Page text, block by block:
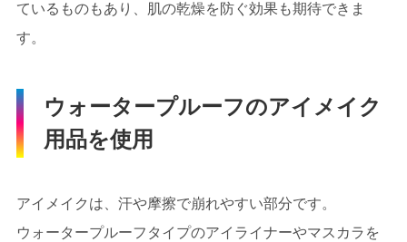
ているものもあり、肌の乾燥を防ぐ効果も期待できま
す。
ウォータープルーフのアイメイク
用品を使用
アイメイクは、汗や摩擦で崩れやすい部分です。
ウォータープルーフタイプのアイライナーやマスカラを